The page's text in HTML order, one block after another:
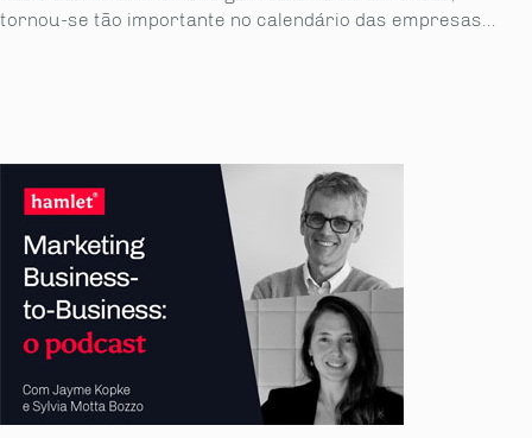
tornou-se tão importante no calendário das empresas...